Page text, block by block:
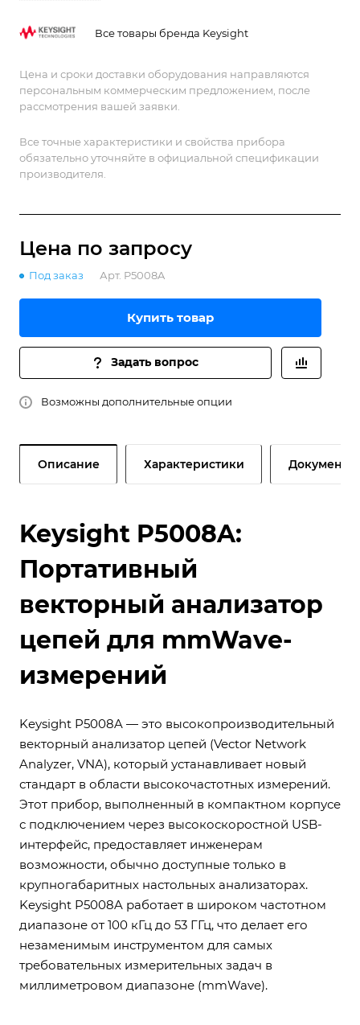
Все товары бренда Keysight
Цена и сроки доставки оборудования направляются
персональным коммерческим предложением, после
рассмотрения вашей заявки.
Все точные характеристики и свойства прибора
обязательно уточняйте в официальной спецификации
производителя.
Цена по запросу
Под заказ Арт. P5008A
Купить товар
Задать вопрос
Возможны дополнительные опции
Описание Характеристики Документы
Keysight P5008A:
Портативный
векторный анализатор
цепей для mmWave-
измерений
Keysight P5008A — это высокопроизводительный
векторный анализатор цепей (Vector Network
Analyzer, VNA), который устанавливает новый
стандарт в области высокочастотных измерений.
Этот прибор, выполненный в компактном корпусе
с подключением через высокоскоростной USB-
интерфейс, предоставляет инженерам
возможности, обычно доступные только в
крупногабаритных настольных анализаторах.
Keysight P5008A работает в широком частотном
диапазоне от 100 кГц до 53 ГГц, что делает его
незаменимым инструментом для самых
требовательных измерительных задач в
миллиметровом диапазоне (mmWave).